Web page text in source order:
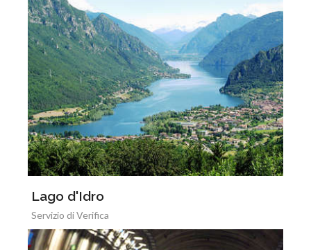
Lago d'Idro
Servizio di Verifica